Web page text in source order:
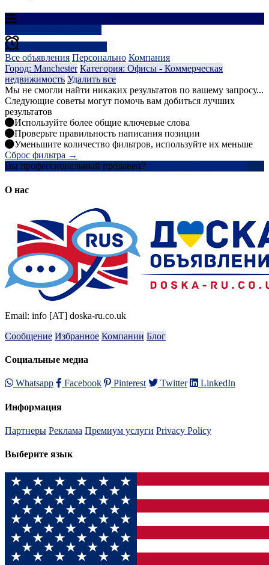
Все объявления Персонально Компания
Город: Manchester Категория: Офисы - Коммерческая
недвижимость Удалить все
Мы не смогли найти никаких результатов по вашему запросу...
Следующие советы могут помочь вам добиться лучших
результатов
Используйте более общие ключевые слова
Проверьте правильность написания позиции
Уменьшите количество фильтров, используйте их меньше
Сброс фильтра →
Вы профессиональный продавец?
О нас
Email: info [AT] doska-ru.co.uk
Сообщение Избранное Компании Блог
Социальные медиа
Whatsapp Facebook Pinterest Twitter LinkedIn
Информация
Партнеры Реклама Премиум услуги Privacy Policy
Выберите язык